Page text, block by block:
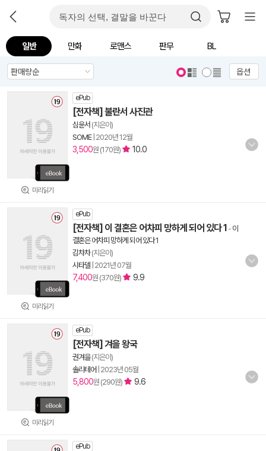
일반 만화 로맨스 판무 BL
옵션
미리읽기
ePub
[전자책] 불란서 사진관
심윤서 (지은이)
SOME| 2020년 12월
3,500원 (170원) 10.0
미리읽기
ePub
[전자책] 이 결혼은 어차피 망하게 되어 있다 1 - 이
결혼은 어차피 망하게 되어 있다 1
김차차(지은이)
시타델 2021년 07월
7,400원 (370원) 9.9
미리읽기
ePub
[전자책] 겨을 왕국
권겨을(지은이)
솔리테어 2023년 05월
5,800원 (290원) 9.6
ePub